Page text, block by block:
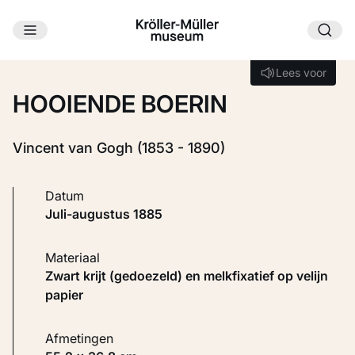
Ga naar hoofdinhoud
Lees voor
Lees voor
HOOIENDE BOERIN
Vincent van Gogh (1853 - 1890)
Datum
juli-augustus 1885
Materiaal
Zwart krijt (gedoezeld) en melkfixatief op velijn
papier
Afmetingen